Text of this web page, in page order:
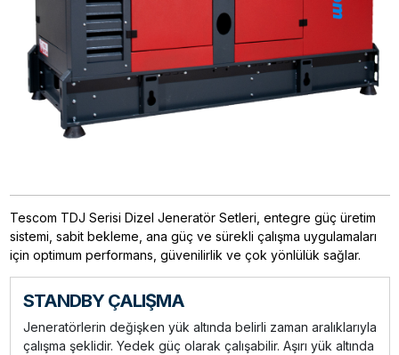
Tescom TDJ Serisi Dizel Jeneratör Setleri, entegre güç üretim
sistemi, sabit bekleme, ana güç ve sürekli çalışma uygulamaları
için optimum performans, güvenilirlik ve çok yönlülük sağlar.
STANDBY ÇALIŞMA
Jeneratörlerin değişken yük altında belirli zaman aralıklarıyla
çalışma şeklidir. Yedek güç olarak çalışabilir. Aşırı yük altında